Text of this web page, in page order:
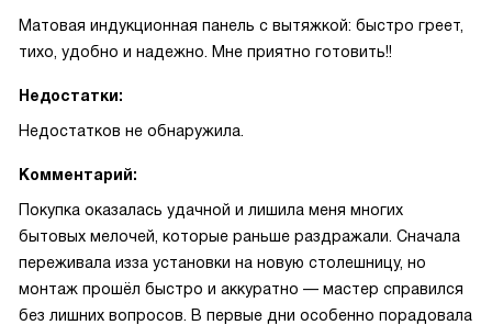
Матовая индукционная панель с вытяжкой: быстро греет,
тихо, удобно и надежно. Мне приятно готовить!!
Недостатки:
Недостатков не обнаружила.
Комментарий:
Покупка оказалась удачной и лишила меня многих
бытовых мелочей, которые раньше раздражали. Сначала
переживала изза установки на новую столешницу, но
монтаж прошёл быстро и аккуратно — мастер справился
без лишних вопросов. В первые дни особенно порадовала